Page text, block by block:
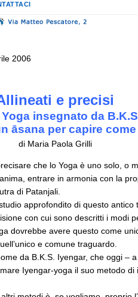
2006
e precisi
insegnato da
āsana per capire
di Maria Paola Grilli
che lo Yoga è uno solo, o
entrare in armonia con la
di Patanjali.
approfondito di questo antico
con cui sono descritti i modi
dovrebbe avere questo come
e comune traguardo.
da B.K.S. Iyengar, che oggi –
Iyengar-yoga il suo metodo